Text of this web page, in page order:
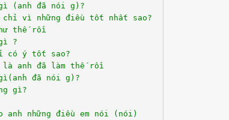
gì (anh đã nói g)?
chỉ vì những điều tốt nhất sao?
thế rồi
gì ?
có ý tốt sao?
là anh đã làm thế rồi
gì(anh đã nói g)?
gì?
anh những điều em nói (nói)